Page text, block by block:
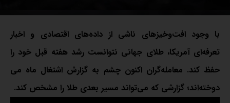
با وجود افت‌وخیزهای ناشی از داده‌های اقتصادی و اخبار
تعرفه‌ای آمریکا، طلای جهانی نتوانست رشد هفته قبل خود را
حفظ کند. معامله‌گران اکنون چشم به گزارش اشتغال ماه می
دوخته‌اند؛ گزارشی که می‌تواند مسیر بعدی طلا را مشخص کند.